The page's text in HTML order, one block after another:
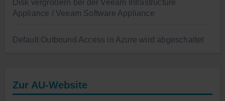
Disk vergrößern bei der Veeam Infrastructure
Appliance / Veeam Software Appliance
Default Outbound Access in Azure wird abgeschaltet
Zur AU-Website